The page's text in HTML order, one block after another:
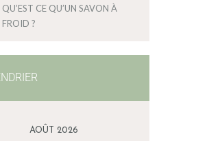
QU’EST CE QU’UN SAVON À
FROID ?
AOÛT 2026